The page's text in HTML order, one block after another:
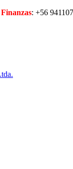
Finanzas: +56